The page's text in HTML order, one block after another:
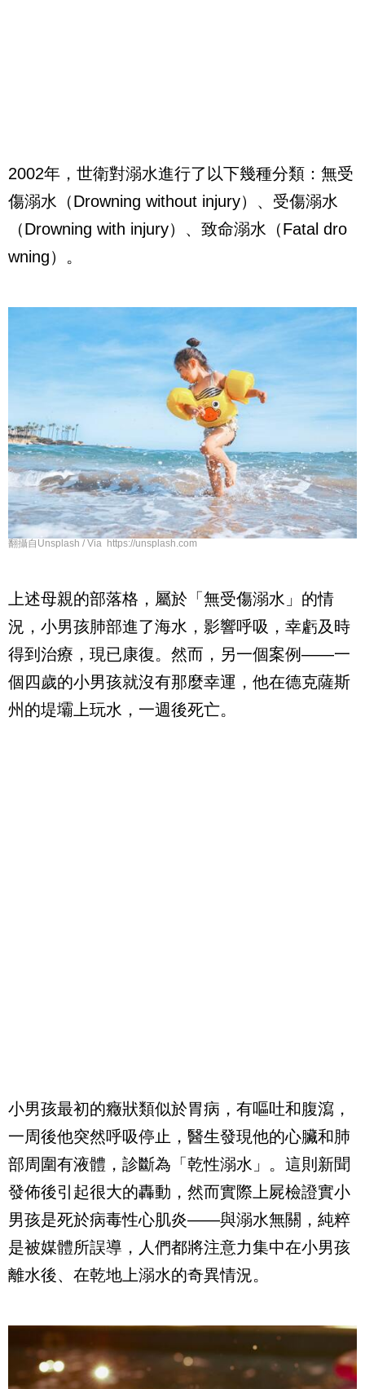
2002年，世衛對溺水進行了以下幾種分類：無受
傷溺水（Drowning without injury）、受傷溺水
（Drowning with injury）、致命溺水（Fatal dro
wning）。
翻攝自Unsplash / Via https://unsplash.com
上述母親的部落格，屬於「無受傷溺水」的情
況，小男孩肺部進了海水，影響呼吸，幸虧及時
得到治療，現已康復。然而，另一個案例——一
個四歲的小男孩就沒有那麼幸運，他在德克薩斯
州的堤壩上玩水，一週後死亡。
小男孩最初的癥狀類似於胃病，有嘔吐和腹瀉，
一周後他突然呼吸停止，醫生發現他的心臟和肺
部周圍有液體，診斷為「乾性溺水」。這則新聞
發佈後引起很大的轟動，然而實際上屍檢證實小
男孩是死於病毒性心肌炎——與溺水無關，純粹
是被媒體所誤導，人們都將注意力集中在小男孩
離水後、在乾地上溺水的奇異情況。